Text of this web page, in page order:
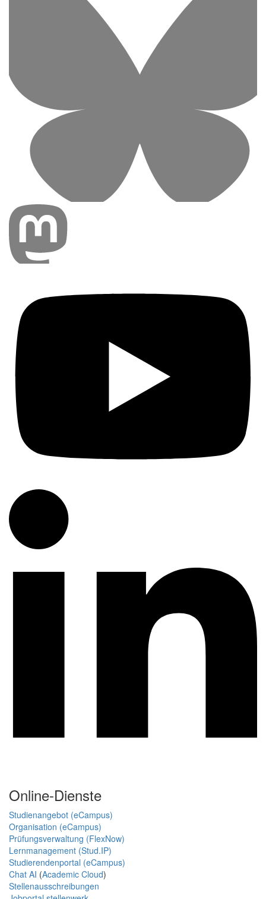
Online-Dienste
Studienangebot (eCampus)
Organisation (eCampus)
Prüfungsverwaltung (FlexNow)
Lernmanagement (Stud.IP)
Studierendenportal (eCampus)
Chat AI (Academic Cloud)
Stellenausschreibungen